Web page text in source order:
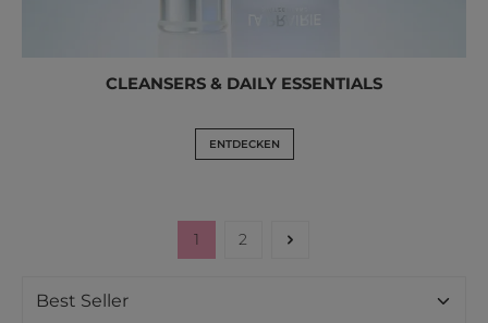
CLEANSERS & DAILY ESSENTIALS
ENTDECKEN
Seite
1 Seite
2